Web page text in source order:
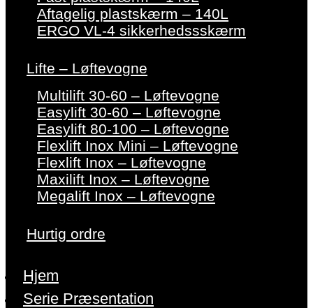
Aftagelig plastskærm – 140L
ERGO VL-4 sikkerhedssskærm
Lifte – Løftevogne
Multilift 30-60 – Løftevogne
Easylift 30-60 – Løftevogne
Easylift 80-100 – Løftevogne
Flexlift Inox Mini – Løftevogne
Flexlift Inox – Løftevogne
Maxilift Inox – Løftevogne
Megalift Inox – Løftevogne
Hurtig ordre
Hjem
Serie Præsentation